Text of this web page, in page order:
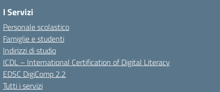
I Servizi
Personale scolastico
Famiglie e studenti
Indirizzi di studio
ICDL – International Certification of Digital Literacy
EDSC DigiComp 2.2
Tutti i servizi